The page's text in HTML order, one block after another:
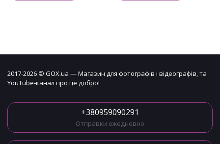
2017-2026 © GOX.ua — Магазин для фотографів і відеографів, та
YouTube-канал про це добро!
+380959090291
Отправки ежедневно